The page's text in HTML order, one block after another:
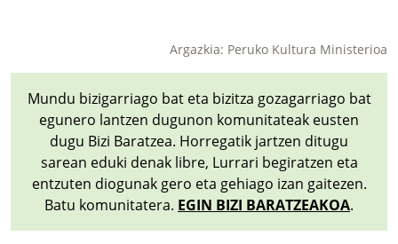
Argazkia: Peruko Kultura Ministerioa
Mundu bizigarriago bat eta bizitza gozagarriago bat
egunero lantzen dugunon komunitateak eusten
dugu Bizi Baratzea. Horregatik jartzen ditugu
sarean eduki denak libre, Lurrari begiratzen eta
entzuten diogunak gero eta gehiago izan gaitezen.
Batu komunitatera. EGIN BIZI BARATZEAKOA.